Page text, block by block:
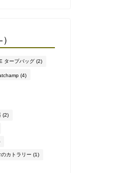
タープバッグ(2)
(4)
(2)
のカトラリー (1)